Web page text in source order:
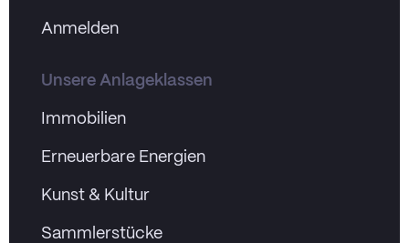
Anmelden
Unsere Anlageklassen
Immobilien
Erneuerbare Energien
Kunst & Kultur
Sammlerstücke